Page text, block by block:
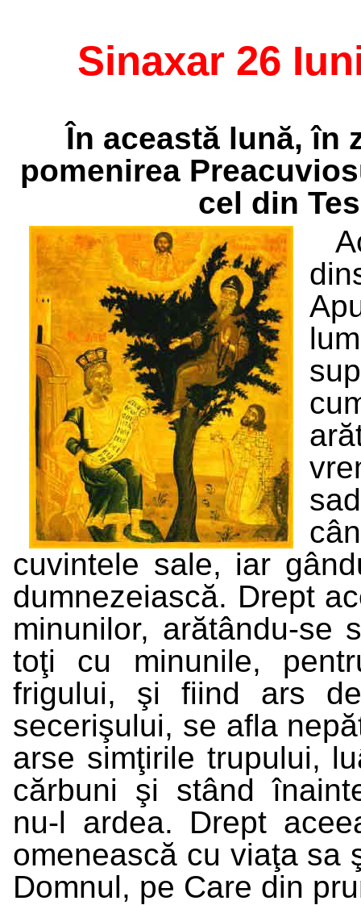
Sinaxar 26
În această lună, în
pomenirea
cel din
cuvintele sale, iar
dumnezeiască. Drept
minunilor, arătându-se
toţi cu minunile,
frigului, şi fiind ars
secerişului, se afla
arse simţirile trupului,
cărbuni şi stând
nu-l ardea. Drept
omenească cu viaţa sa
Domnul, pe Care din